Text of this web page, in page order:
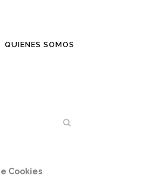
QUIENES SOMOS
Cookies